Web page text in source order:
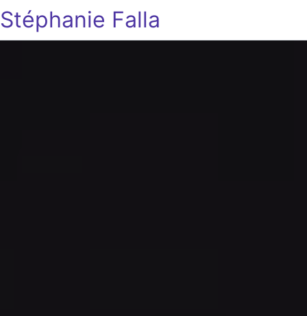
Stéphanie Falla